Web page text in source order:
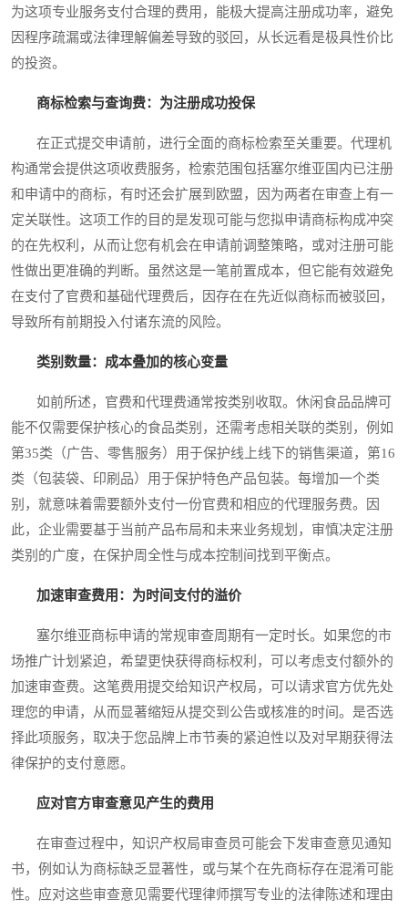
为这项专业服务支付合理的费用，能极大提高注册成功率，避免
因程序疏漏或法律理解偏差导致的驳回，从长远看是极具性价比
的投资。
商标检索与查询费：为注册成功投保
在正式提交申请前，进行全面的商标检索至关重要。代理机
构通常会提供这项收费服务，检索范围包括塞尔维亚国内已注册
和申请中的商标，有时还会扩展到欧盟，因为两者在审查上有一
定关联性。这项工作的目的是发现可能与您拟申请商标构成冲突
的在先权利，从而让您有机会在申请前调整策略，或对注册可能
性做出更准确的判断。虽然这是一笔前置成本，但它能有效避免
在支付了官费和基础代理费后，因存在在先近似商标而被驳回，
导致所有前期投入付诸东流的风险。
类别数量：成本叠加的核心变量
如前所述，官费和代理费通常按类别收取。休闲食品品牌可
能不仅需要保护核心的食品类别，还需考虑相关联的类别，例如
第35类（广告、零售服务）用于保护线上线下的销售渠道，第16
类（包装袋、印刷品）用于保护特色产品包装。每增加一个类
别，就意味着需要额外支付一份官费和相应的代理服务费。因
此，企业需要基于当前产品布局和未来业务规划，审慎决定注册
类别的广度，在保护周全性与成本控制间找到平衡点。
加速审查费用：为时间支付的溢价
塞尔维亚商标申请的常规审查周期有一定时长。如果您的市
场推广计划紧迫，希望更快获得商标权利，可以考虑支付额外的
加速审查费。这笔费用提交给知识产权局，可以请求官方优先处
理您的申请，从而显著缩短从提交到公告或核准的时间。是否选
择此项服务，取决于您品牌上市节奏的紧迫性以及对早期获得法
律保护的支付意愿。
应对官方审查意见产生的费用
在审查过程中，知识产权局审查员可能会下发审查意见通知
书，例如认为商标缺乏显著性，或与某个在先商标存在混淆可能
性。应对这些审查意见需要代理律师撰写专业的法律陈述和理由